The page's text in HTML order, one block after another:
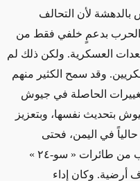
لأن التحالف
الحرب بدعمٍ خلفي فقط من
العسكرية. ولكن ذلك لم
وقد سمح الكثير منهم
الحاصلة في جيوش
بتحديث نفسها، وبتعزيز
في اليمن، فحتى
السودان تمكّن، مراراً، من نشر أسراب من طائرات « سو-٢٤ »
أرضية. وكان إداء